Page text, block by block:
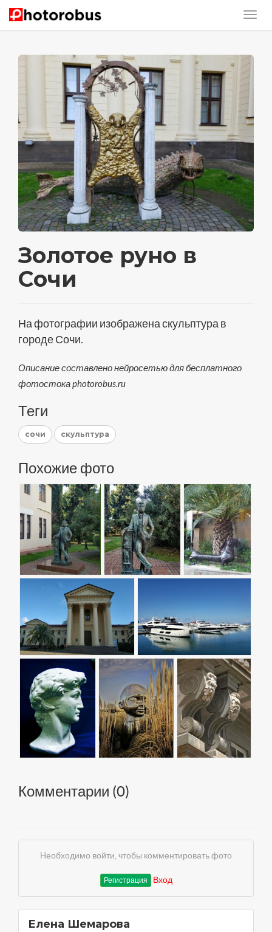
Золотое руно в
Сочи
На фотографии изображена скульптура в
городе Сочи.
Описание составлено нейросетью для бесплатного
фотостока photorobus.ru
Теги
сочи скульптура
Похожие фото
Комментарии (0)
Необходимо войти, чтобы комментировать фото
Регистрация Вход
Елена Шемарова